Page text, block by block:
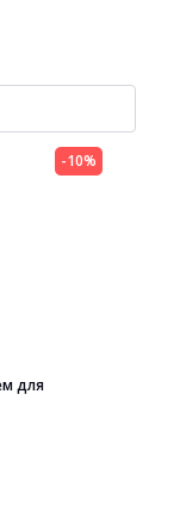
для
-10%